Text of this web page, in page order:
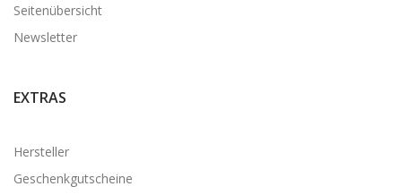
Seitenübersicht
Newsletter
EXTRAS
Hersteller
Geschenkgutscheine